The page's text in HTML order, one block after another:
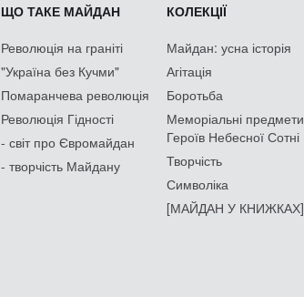
ЩО ТАКЕ МАЙДАН
Революція на граніті
"Україна без Кучми"
Помаранчева революція
Революція Гідності
- світ про Євромайдан
- творчість Майдану
КОЛЕКЦІЇ
Майдан: усна історія
Агітація
Боротьба
Меморіальні предмети
Героїв Небесної Сотні
Творчість
Символіка
[МАЙДАН У КНИЖКАХ]